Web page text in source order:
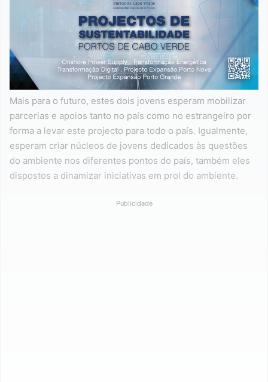
Mais para o futuro, estes dois jovens esperam mobilizar
parcerias e apoios tanto no país como no estrangeiro por
forma a levar este projecto para todo o país. Igualmente,
esperam criar núcleos de jovens dedicados às questões
do ambiente nos diferentes pontos do país, também eles
dispostos a dinamizar iniciativas em prol do ambiente.
Publicidade